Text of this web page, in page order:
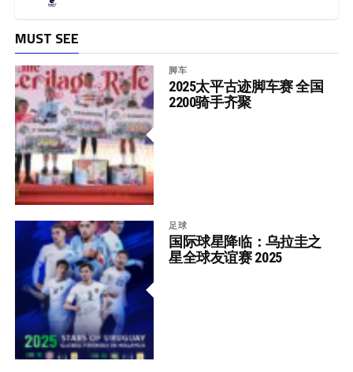
MUST SEE
脚车
2025太平古迹脚车赛 全国
2200骑手齐聚
足球
国际球星降临：乌拉圭之
星全球友谊赛 2025